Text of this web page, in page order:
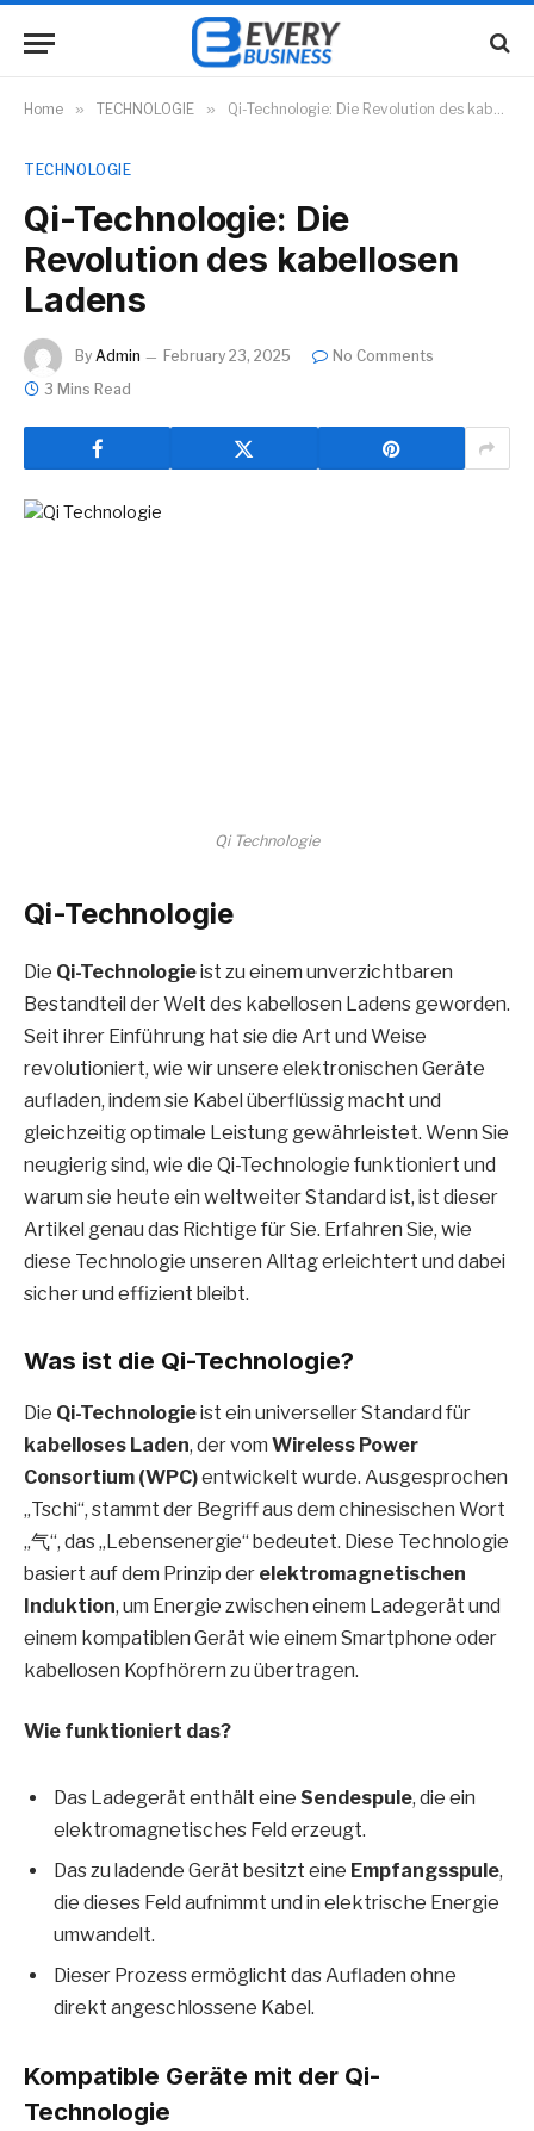
Home » TECHNOLOGIE » Qi-Technologie: Die Revolution des kabellosen Ladens
TECHNOLOGIE
Qi-Technologie: Die
Revolution des kabellosen
Ladens
By Admin February 23, 2025
No Comments
3 Mins Read
Qi Technologie
Qi-Technologie
Die Qi-Technologieist zu einem unverzichtbaren
Bestandteil der Welt des kabellosen Ladens geworden.
Seit ihrer Einführung hat sie die Art und Weise
revolutioniert, wie wir unsere elektronischen Geräte
aufladen, indem sie Kabel überflüssig macht und
gleichzeitig optimale Leistung gewährleistet. Wenn Sie
neugierig sind, wie die Qi-Technologie funktioniert und
warum sie heute ein weltweiter Standard ist, ist dieser
Artikel genau das Richtige für Sie. Erfahren Sie, wie
diese Technologie unseren Alltag erleichtert und dabei
sicher und effizient bleibt.
Was ist die Qi-Technologie?
Die Qi-Technologieist ein universeller Standard für
kabelloses Laden, der vom Wireless Power
Consortium (WPC)entwickelt wurde. Ausgesprochen
„Tschi“, stammt der Begriff aus dem chinesischen Wort
„气“, das „Lebensenergie“ bedeutet. Diese Technologie
basiert auf dem Prinzip der elektromagnetischen
Induktion, um Energie zwischen einem Ladegerät und
einem kompatiblen Gerät wie einem Smartphone oder
kabellosen Kopfhörern zu übertragen.
Wie funktioniert das?
Das Ladegerät enthält eine Sendespule, die ein
elektromagnetisches Feld erzeugt.
Das zu ladende Gerät besitzt eine Empfangsspule,
die dieses Feld aufnimmt und in elektrische Energie
umwandelt.
Dieser Prozess ermöglicht das Aufladen ohne
direkt angeschlossene Kabel.
Kompatible Geräte mit der Qi-
Technologie